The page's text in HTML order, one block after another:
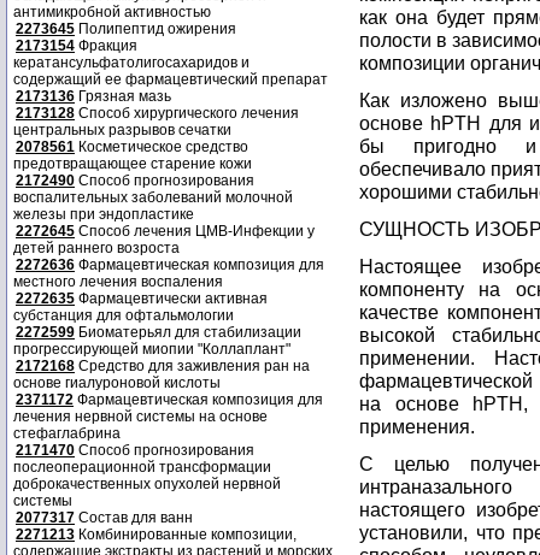
антимикробной активностью
2273645 Полипептид ожирения
2173154 Фракция
кератансульфатолигосахаридов и
содержащий ее фармацевтический препарат
2173136 Грязная мазь
2173128 Способ хирургического лечения
центральных разрывов сечатки
2078561 Косметическое средство
предотвращающее старение кожи
2172490 Способ прогнозирования
воспалительных заболеваний молочной
железы при эндопластике
2272645 Способ лечения ЦМВ-Инфекции у
детей раннего возроста
2272636 Фармацевтическая композиция для
местного лечения воспаления
2272635 Фармацевтически активная
субстанция для офтальмологии
2272599 Биоматерьял для стабилизации
прогрессирующей миопии "Коллаплант"
2172168 Средство для заживления ран на
основе гиалуроновой кислоты
2371172 Фармацевтическая композиция для
лечения нервной системы на основе
стефаглабрина
2171470 Способ прогнозирования
послеоперационной трансформации
доброкачественных опухолей нервной
системы
2077317 Состав для ванн
2271213 Комбинированные композиции,
содержащие экстракты из растений и морских
как она будет
полости в
композиции
Как изложено
основе hPTH для
бы пригодно и
обеспечивало
хорошими
СУЩНОСТЬ
Настоящее
компоненту на
качестве
высокой
применении.
фармацевтической
на основе hPTH,
применения.
С целью
настоящего
установили, что